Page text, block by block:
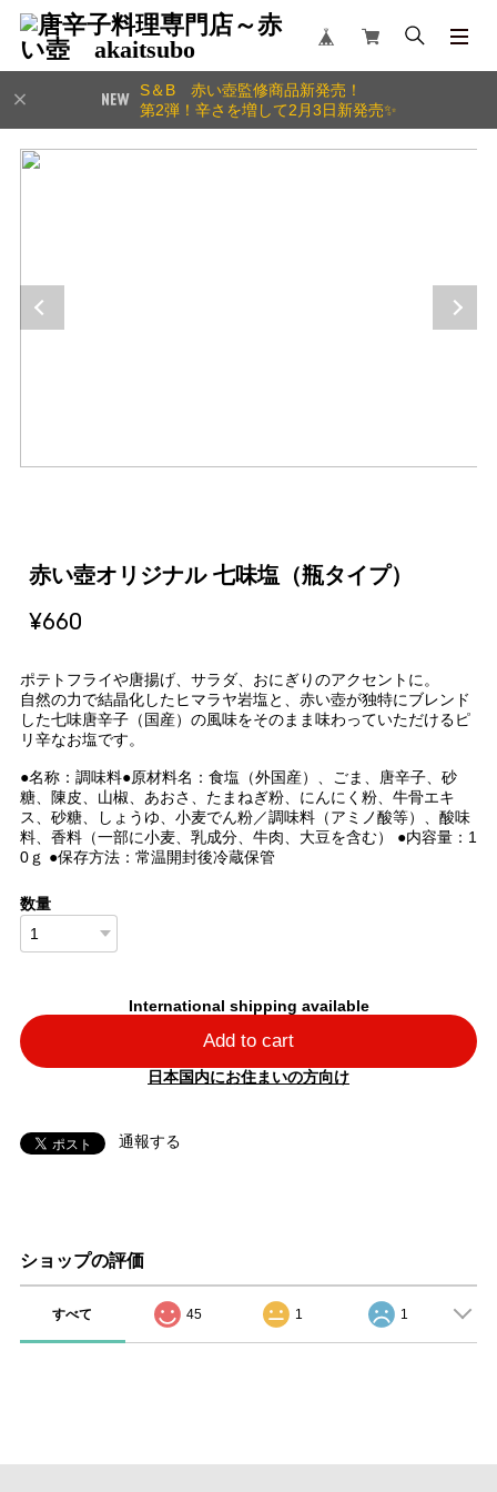
S＆B 赤い壺監修商品新発売！
第2弾！辛さを増して2月3日新発売✨
赤い壺オリジナル 七味塩（瓶タイプ）
¥660
ポテトフライや唐揚げ、サラダ、おにぎりのアクセントに。
自然の力で結晶化したヒマラヤ岩塩と、赤い壺が独特にブレンド
した七味唐辛子（国産）の風味をそのまま味わっていただけるピ
リ辛なお塩です。
●名称：調味料●原材料名：食塩（外国産）、ごま、唐辛子、砂
糖、陳皮、山椒、あおさ、たまねぎ粉、にんにく粉、牛骨エキ
ス、砂糖、しょうゆ、小麦でん粉／調味料（アミノ酸等）、酸味
料、香料（一部に小麦、乳成分、牛肉、大豆を含む） ●内容量：1
0ｇ ●保存方法：常温開封後冷蔵保管
数量
International shipping available
Add to cart
日本国内にお住まいの方向け
通報する
ショップの評価
すべて 45 1 1